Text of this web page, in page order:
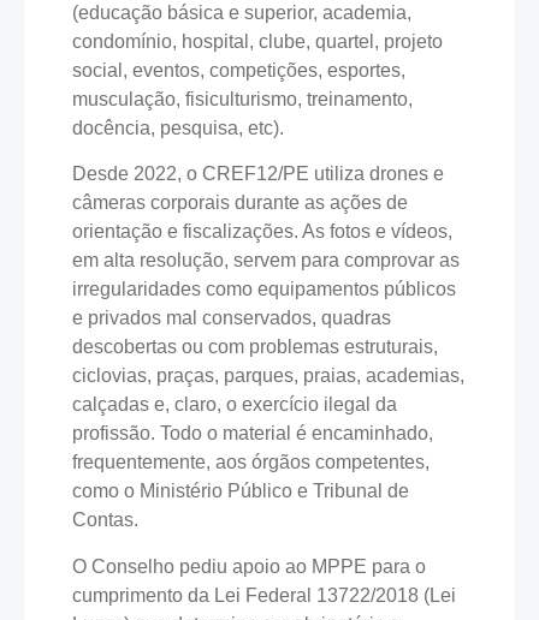
(educação básica e superior, academia,
condomínio, hospital, clube, quartel, projeto
social, eventos, competições, esportes,
musculação, fisiculturismo, treinamento,
docência, pesquisa, etc).
Desde 2022, o CREF12/PE utiliza drones e
câmeras corporais durante as ações de
orientação e fiscalizações. As fotos e vídeos,
em alta resolução, servem para comprovar as
irregularidades como equipamentos públicos
e privados mal conservados, quadras
descobertas ou com problemas estruturais,
ciclovias, praças, parques, praias, academias,
calçadas e, claro, o exercício ilegal da
profissão. Todo o material é encaminhado,
frequentemente, aos órgãos competentes,
como o Ministério Público e Tribunal de
Contas.
O Conselho pediu apoio ao MPPE para o
cumprimento da Lei Federal 13722/2018 (Lei